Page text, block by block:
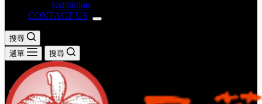
Exhibition
CONTACT US
搜尋
選單
搜尋